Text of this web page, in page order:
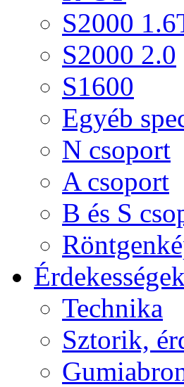
S2000
S2000 2.0
S1600
Egyéb
N csoport
A csoport
B és S
Érdekességek
Technika
Sztorik,